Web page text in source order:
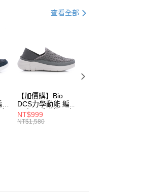
查看全部
織
【加價購】Bio
DCS力學動能 編織
兩穿可踩式後跟 輕
便鞋 運動鞋(男
NT$999
NT$1,580